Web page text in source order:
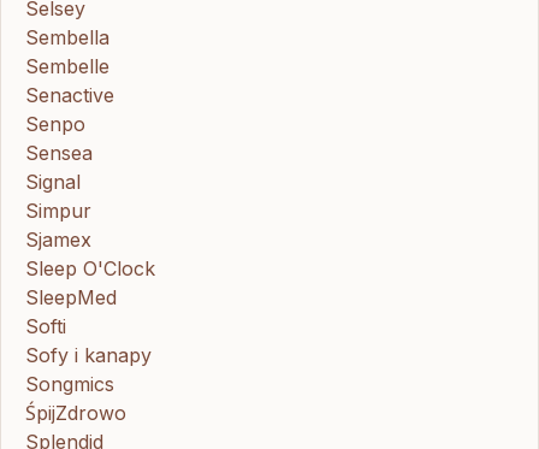
Selsey
Sembella
Sembelle
Senactive
Senpo
Sensea
Signal
Simpur
Sjamex
Sleep O'Clock
SleepMed
Softi
Sofy i kanapy
Songmics
ŚpijZdrowo
Splendid